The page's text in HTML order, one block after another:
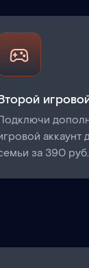
аккаунт
за 390